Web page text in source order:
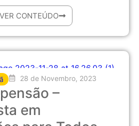
VER CONTEÚDO
28 de Novembro, 2023
–
em